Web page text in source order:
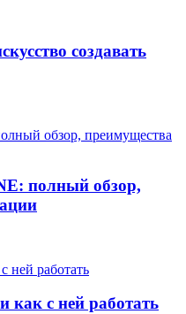
создавать
полный обзор,
как с ней работать